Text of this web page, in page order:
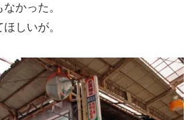
かった。
しいが。